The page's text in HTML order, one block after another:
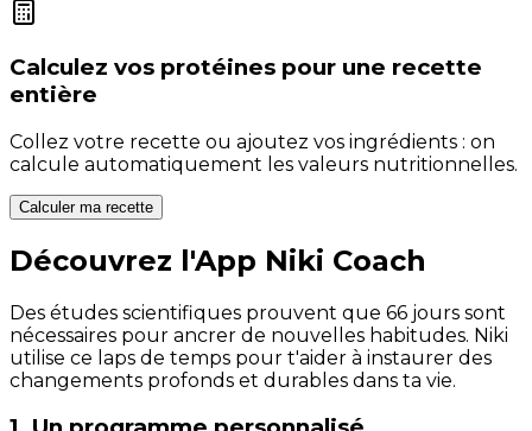
Calculez vos protéines pour une recette
entière
Collez votre recette ou ajoutez vos ingrédients : on
calcule automatiquement les valeurs nutritionnelles.
Calculer ma recette
Découvrez l'App Niki Coach
Des études scientifiques prouvent que 66 jours sont
nécessaires pour ancrer de nouvelles habitudes. Niki
utilise ce laps de temps pour t'aider à instaurer des
changements profonds et durables dans ta vie.